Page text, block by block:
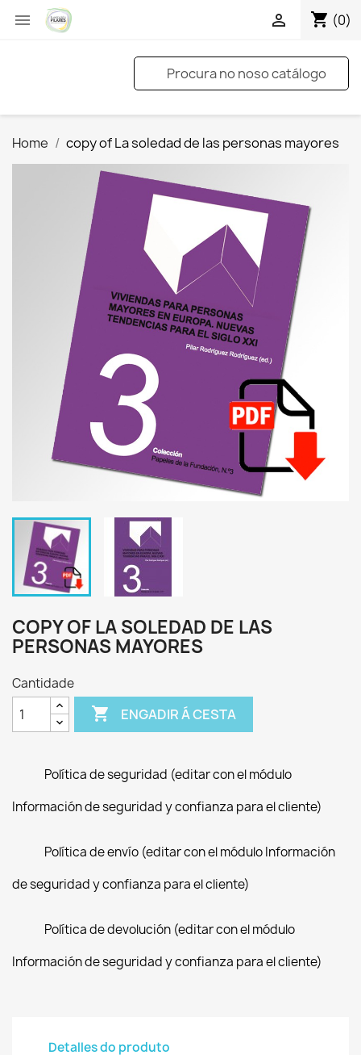
 shopping_cart (0)

Home copy of La soledad de las personas mayores
COPY OF LA SOLEDAD DE LAS
PERSONAS MAYORES
Cantidade
 ENGADIR Á CESTA
Política de seguridad (editar con el módulo
Información de seguridad y confianza para el cliente)
Política de envío (editar con el módulo Información
de seguridad y confianza para el cliente)
Política de devolución (editar con el módulo
Información de seguridad y confianza para el cliente)
Detalles do produto